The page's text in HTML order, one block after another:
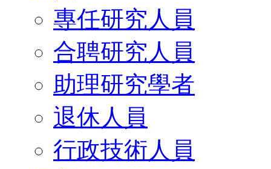
專任研究人員
合聘研究人員
助理研究學者
退休人員
行政技術人員